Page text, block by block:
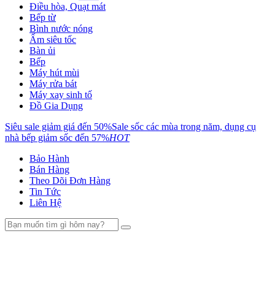
Điều hòa, Quạt mát
Bếp từ
Bình nước nóng
Ấm siêu tốc
Bàn ủi
Bếp
Máy hút mùi
Máy rửa bát
Máy xay sinh tố
Đồ Gia Dụng
Siêu sale giảm giá đến 50%Sale sốc các mùa trong năm, dụng cụ
nhà bếp giảm sốc đến 57%HOT
Bảo Hành
Bán Hàng
Theo Dõi Đơn Hàng
Tin Tức
Liên Hệ